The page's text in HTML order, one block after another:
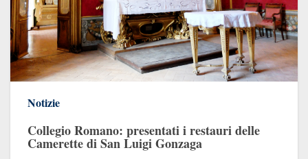
Notizie
Collegio Romano: presentati i restauri delle
Camerette di San Luigi Gonzaga